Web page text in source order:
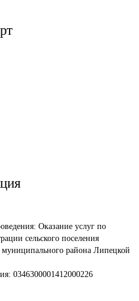
Оказание услуг по
сельского поселения
района Липецкой
0346300001412000226